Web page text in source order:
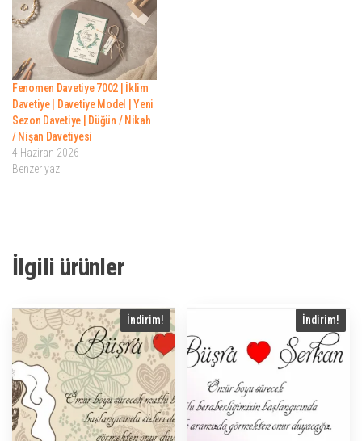
Fenomen Davetiye 7002 | İklim
Davetiye | Davetiye Model | Yeni
Sezon Davetiye | Düğün / Nikah
/ Nişan Davetiyesi
4 Haziran 2026
Benzer yazı
İlgili ürünler
İndirim! İndirim!